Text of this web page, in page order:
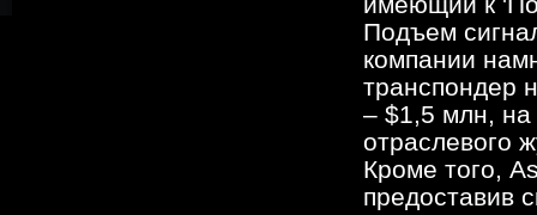
Подъем
компании
транспондер
– $1,5 млн, на
отраслевого
Кроме того,
предоставив